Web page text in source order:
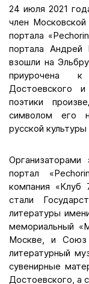
24 июля 2021
член
портала
портала Андрей
взошли на
приурочена
Достоевского
поэтики
символом его
русской
Организаторами
портал
компания «Клуб
стали
литературы
мемориальный
Москве, и Союз
литературный
сувенирные
Достоевского, а